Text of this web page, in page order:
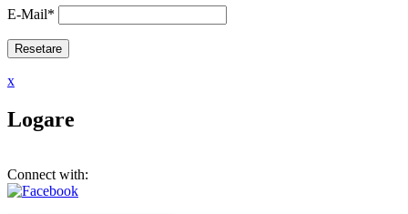
E-Mail*
x
Logare
Connect with: